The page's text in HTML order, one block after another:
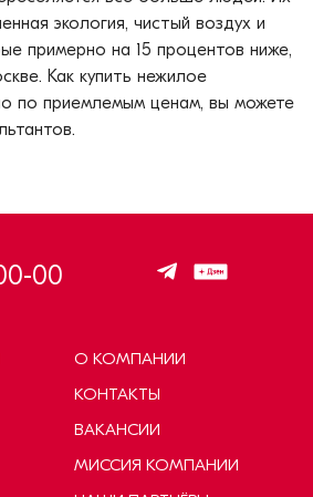
экология, чистый воздух и
примерно на 15 процентов ниже,
Как купить нежилое
по приемлемым ценам, вы можете
00
О КОМПАНИИ
КОНТАКТЫ
ВАКАНСИИ
МИССИЯ КОМПАНИИ